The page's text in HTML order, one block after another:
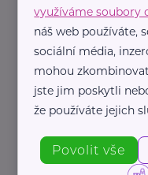
oblasti
od roku ...
https://
potreby.cz/
+420 777 151 911
využíváme soubory
náš web používáte,
sociální média,
mohou
jste jim poskytli
že používáte jejich
Povolit vše